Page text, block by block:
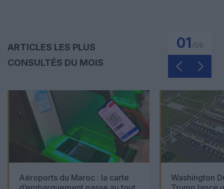
ARTICLES LES PLUS
CONSULTÉS DU MOIS
01
Aéroports du Maroc : la carte
Washington